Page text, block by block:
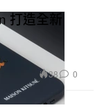
打造全新
38 0